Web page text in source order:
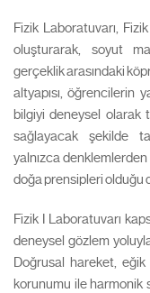
Fizik Laboratuvarı,
oluşturarak, soyut
gerçeklik arasındaki
altyapısı, öğrencilerin
bilgiyi deneysel olarak
sağlayacak şekilde
yalnızca
doğa prensipleri olduğu
Fizik I Laboratuvarı
deneysel gözlem
Doğrusal hareket,
korunumu ile harmonik